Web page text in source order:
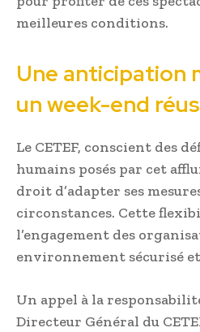
meilleures conditions.
Une anticipation
un week-end
Le CETEF, conscient des
humains posés par cet
droit d’adapter ses
circonstances. Cette
l’engagement des
environnement sécurisé
Un appel à la
Directeur Général du